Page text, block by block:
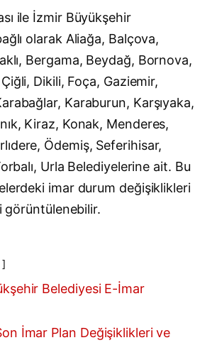
ile İzmir Büyükşehir
olarak Aliağa, Balçova,
Bergama, Beydağ, Bornova,
Dikili, Foça, Gaziemir,
Karaburun, Karşıyaka,
Kiraz, Konak, Menderes,
Ödemiş, Seferihisar,
Urla Belediyelerine ait. Bu
imar durum değişiklikleri
görüntülenebilir.
Belediyesi E-İmar
İmar Plan Değişiklikleri ve